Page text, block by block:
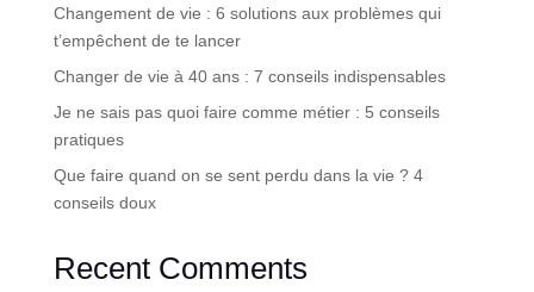
Changement de vie : 6 solutions aux problèmes qui
t’empêchent de te lancer
Changer de vie à 40 ans : 7 conseils indispensables
Je ne sais pas quoi faire comme métier : 5 conseils
pratiques
Que faire quand on se sent perdu dans la vie ? 4
conseils doux
Recent Comments